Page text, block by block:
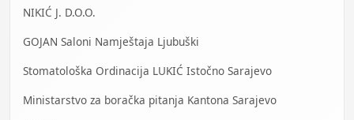
NIKIĆ J. D.O.O.
GOJAN Saloni Namještaja Ljubuški
Stomatološka Ordinacija LUKIĆ Istočno Sarajevo
Ministarstvo za boračka pitanja Kantona Sarajevo